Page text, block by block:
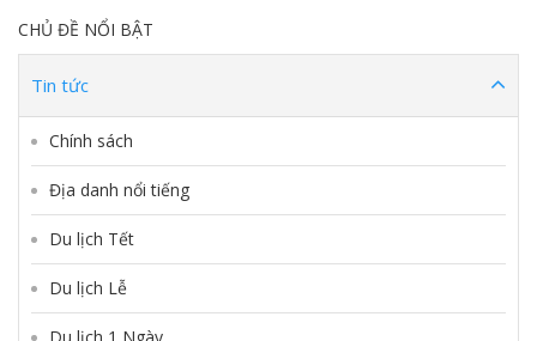
CHỦ ĐỀ NỔI BẬT
Tin tức
Chính sách
Địa danh nổi tiếng
Du lịch Tết
Du lịch Lễ